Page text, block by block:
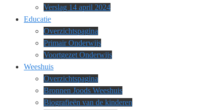
Verslag 14 april 2024
Educatie
Overzichtspagina
Primair Onderwijs
Voortgezet Onderwijs
Weeshuis
Overzichtspagina
Bronnen Joods Weeshuis
Biografieën van de kinderen